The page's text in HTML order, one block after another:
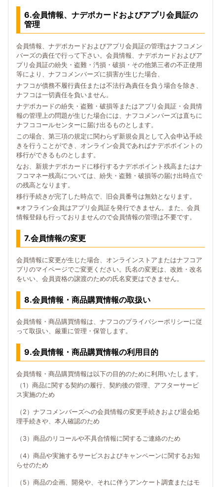
6.会員情報、ナデポカードおよびアプリ会員証の
管理
会員情報、ナデポカードおよびアプリ会員証の管理はナフコメン
バーズの責任で行って下さい。会員情報、ナデポカードおよびア
プリ会員証の紛失・盗難・汚損・破損・その他第三者の不正使用
等により、ナフコメンバーズに損害が生じた場合、
ナフコが債務不履行責任または不法行為責任を負う場合を除き、
ナフコは一切責任を負いません。
ナデポカードの紛失・盗難・破損等またはアプリ会員証・会員情
報の管理上の問題が生じた場合には、ナフコメンバーズは直ちに
ナフココールセンターに届け出るものとします。
この場合、第三項の規定に関わらず新規会員として入会申込手続
きを行うことができ、オンライン会員であればナデポポイントの
移行ができるものとします。
なお、新規ナデポカードに移行するナデポポイント残高またはナ
フコマネー残高については、紛失・盗難・破損等の届け出時点で
の残高となります。
移行手続きが完了した時点で、旧会員番号は無効となります。
※オフライン会員はアプリ会員証を発行できません。また、会員
情報登録も行っておりませんので会員情報の管理は不要です。
7.会員情報の変更
会員情報に変更が生じた場合、オンラインストアまたはナフコア
プリのマイページでご変更ください。氏名の変更は、改姓・改名
をいい、会員資格の譲渡のための氏名変更はできません。
8.会員情報・商品購買情報の取扱い
会員情報・商品購買情報は、ナフコのプライバシーポリシーに従
って取扱い、厳重に管理・保管します。
9.会員情報・商品購買情報の利用目的
会員情報・商品購買情報は以下の目的のために利用いたします。
（1）商品に関する契約の履行、契約後の管理、アフターサービ
ス実施のため
（2）ナフコメンバーズへの会員情報の変更手続きおよび退会処
理手続きや、本人確認のため
（3）商品のリコールや不具合情報に関するご連絡のため
（4）商品や実施するサービスおよびキャンペーンに関するお知
らせのため
（5）商品の企画、開発や、それに伴うアンケート調査またはモ